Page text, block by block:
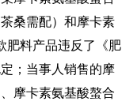
桑需配）和摩卡素
肥料产品违反了《肥
；当事人销售的摩
摩卡素氨基酸螯合